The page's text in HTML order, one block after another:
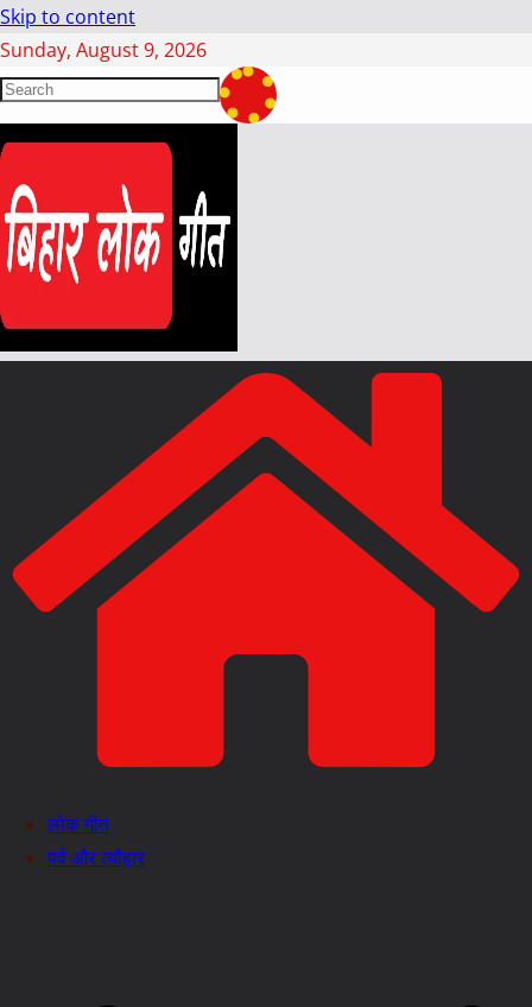
Skip to content
Sunday, August 9, 2026
लोक गीत
पर्व और त्यौहार